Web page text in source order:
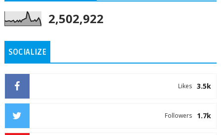
2,502,922
SOCIALIZE
3.5k
Likes
1.7k
Followers